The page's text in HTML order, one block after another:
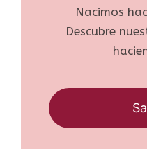
Nacimos
Descubre